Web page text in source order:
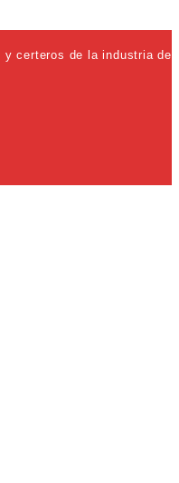
certeros de la industria de